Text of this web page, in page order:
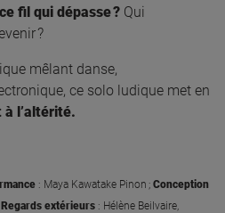
fil qui dépasse ? Qui
?
mêlant danse,
, ce solo ludique met en
l’altérité.
: Maya Kawatake Pinon ; Conception
Regards extérieurs : Hélène Beilvaire,